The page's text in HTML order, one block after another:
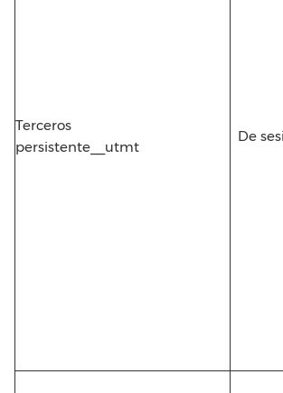
Terceros
persistente__utmt
De